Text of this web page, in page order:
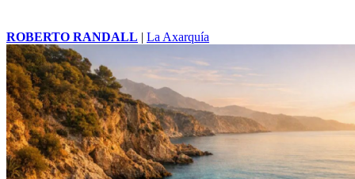
ROBERTO RANDALL | La Axarquía